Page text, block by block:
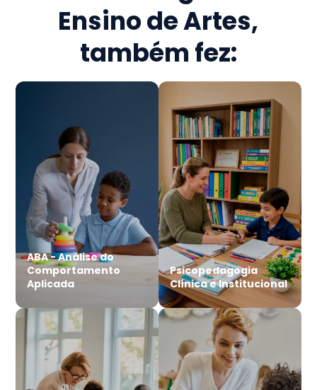
Ensino de Artes,
também fez:
ABA - Análise do
Comportamento
Aplicada
Psicopedagogia
Clínica e Institucional